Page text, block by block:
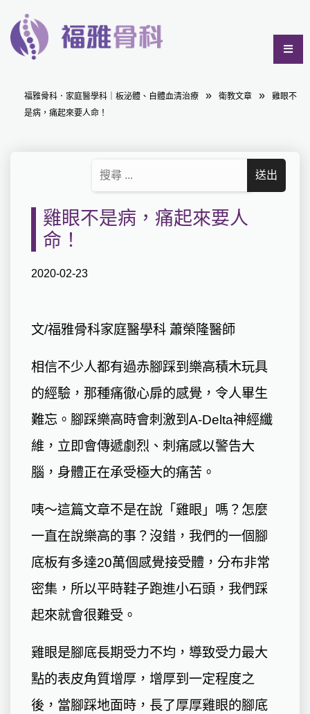
福雅骨科．家庭醫學科｜板泌體、自體血清治療 衛教文章
雞眼不
是病，痛起來要人命！
雞眼不是病，痛起來要人
命！
2020-02-23
文/福雅骨科家庭醫學科 蕭榮隆醫師
相信不少人都有過赤腳踩到樂高積木玩具
的經驗，那種痛徹心扉的感覺，令人畢生
難忘。腳踩樂高時會刺激到A-Delta神經纖
維，立即會傳遞劇烈、刺痛感以警告大
腦，身體正在承受極大的痛苦。
咦～這篇文章不是在說「雞眼」嗎？怎麼
一直在說樂高的事？沒錯，我們的一個腳
底板有多達20萬個感覺接受體，分布非常
密集，所以平時鞋子跑進小石頭，我們踩
起來就會很難受。
雞眼是腳底長期受力不均，導致受力最大
點的表皮角質增厚，增厚到一定程度之
後，當腳踩地面時，長了厚厚雞眼的腳底